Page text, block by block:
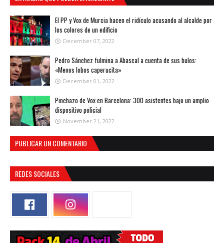
El PP y Vox de Murcia hacen el ridículo acusando al alcalde por
los colores de un edificio
December 07, 2022
Pedro Sánchez fulmina a Abascal a cuenta de sus bulos:
«Menos lobos caperucita»
December 01, 2022
Pinchazo de Vox en Barcelona: 300 asistentes bajo un amplio
dispositivo policial
November 21, 2022
PUBLICAR UN COMENTARIO
REDES SOCIALES